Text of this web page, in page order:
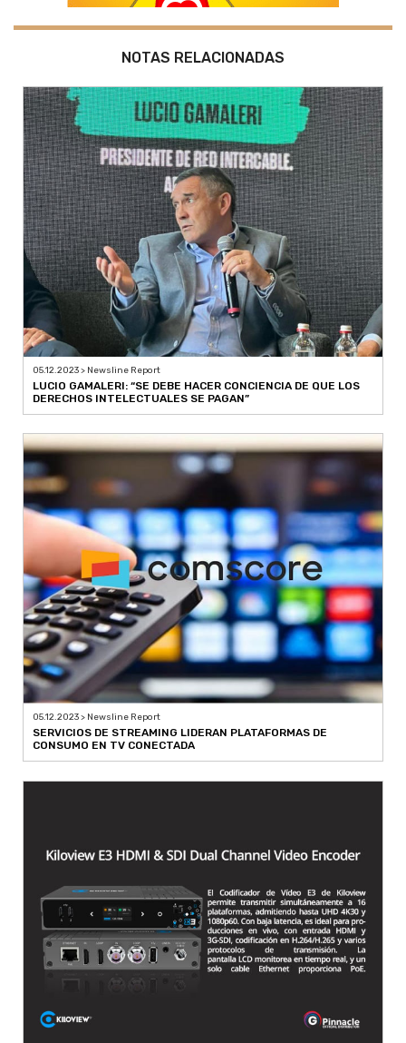
NOTAS RELACIONADAS
05.12.2023 > Newsline Report
LUCIO GAMALERI: “SE DEBE HACER CONCIENCIA DE QUE LOS
DERECHOS INTELECTUALES SE PAGAN”
05.12.2023 > Newsline Report
SERVICIOS DE STREAMING LIDERAN PLATAFORMAS DE
CONSUMO EN TV CONECTADA